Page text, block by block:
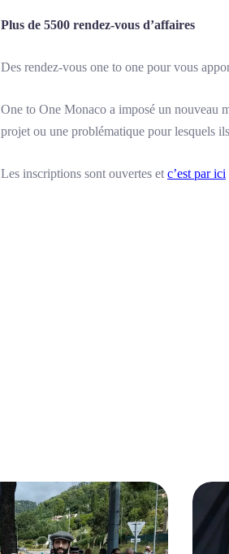
Plus de 5500 rendez-vous d’affaires
Des rendez-vous one to one pour vous
One to One Monaco a imposé un nouveau
projet ou une problématique pour lesquels
Les inscriptions sont ouvertes et c’est par ici